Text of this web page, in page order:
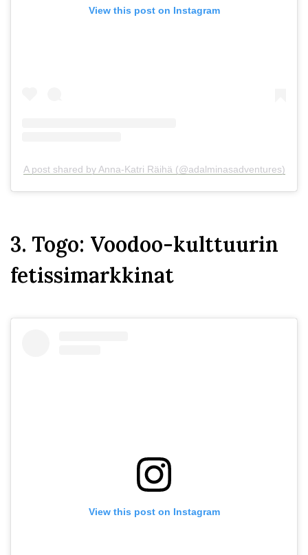
View this post on Instagram
A post shared by Anna-Katri Räihä (@adalminasadventures)
3. Togo: Voodoo-kulttuurin
fetissimarkkinat
View this post on Instagram